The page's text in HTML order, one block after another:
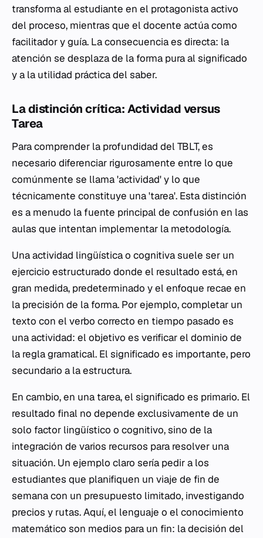
transforma al estudiante en el protagonista activo
del proceso, mientras que el docente actúa como
facilitador y guía. La consecuencia es directa: la
atención se desplaza de la forma pura al significado
y a la utilidad práctica del saber.
La distinción crítica: Actividad versus
Tarea
Para comprender la profundidad del TBLT, es
necesario diferenciar rigurosamente entre lo que
comúnmente se llama 'actividad' y lo que
técnicamente constituye una 'tarea'. Esta distinción
es a menudo la fuente principal de confusión en las
aulas que intentan implementar la metodología.
Una actividad lingüística o cognitiva suele ser un
ejercicio estructurado donde el resultado está, en
gran medida, predeterminado y el enfoque recae en
la precisión de la forma. Por ejemplo, completar un
texto con el verbo correcto en tiempo pasado es
una actividad: el objetivo es verificar el dominio de
la regla gramatical. El significado es importante, pero
secundario a la estructura.
En cambio, en una tarea, el significado es primario. El
resultado final no depende exclusivamente de un
solo factor lingüístico o cognitivo, sino de la
integración de varios recursos para resolver una
situación. Un ejemplo claro sería pedir a los
estudiantes que planifiquen un viaje de fin de
semana con un presupuesto limitado, investigando
precios y rutas. Aquí, el lenguaje o el conocimiento
matemático son medios para un fin: la decisión del